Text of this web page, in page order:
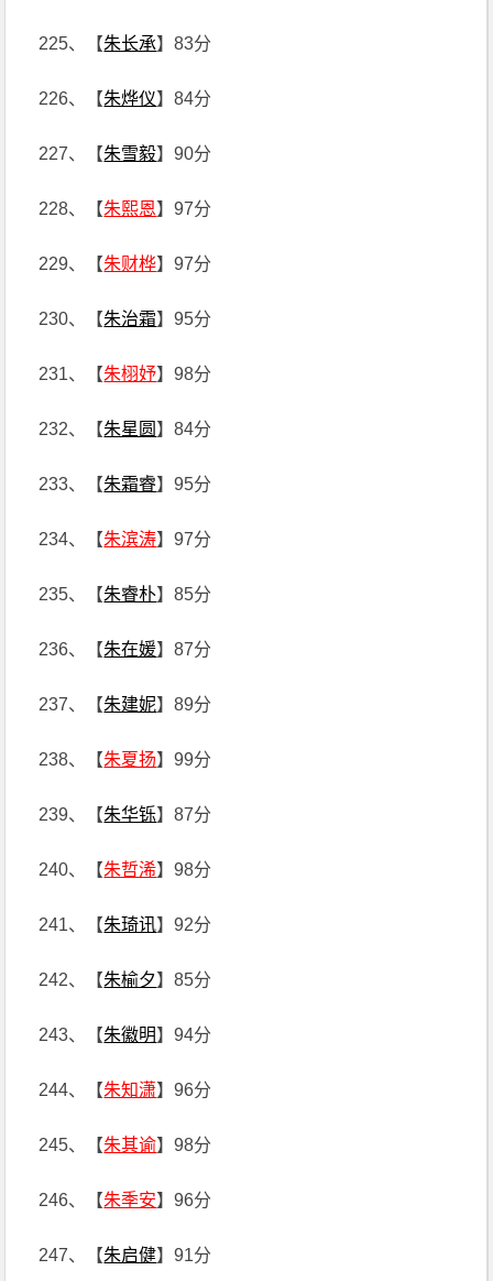
225、【朱长承】83分
226、【朱烨仪】84分
227、【朱雪毅】90分
228、【朱熙恩】97分
229、【朱财桦】97分
230、【朱治霜】95分
231、【朱栩妤】98分
232、【朱星圆 】84分
233、【朱霜睿】95分
234、【朱滨涛】97分
235、【朱睿朴】85分
236、【朱在媛】87分
237、【朱建妮】89分
238、【朱夏扬】99分
239、【朱华铄】87分
240、【朱哲浠】98分
241、【朱琦讯】92分
242、【朱榆夕】85分
243、【朱徽明】94分
244、【朱知潇】96分
245、【朱其谕】98分
246、【朱季安】96分
247、【朱启健】91分